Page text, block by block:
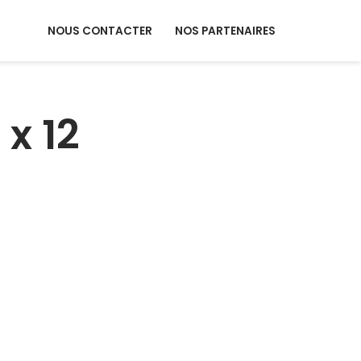
NOUS CONTACTER NOS PARTENAIRES
12